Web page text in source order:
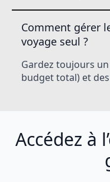
Comment gérer
voyage seul ?
Gardez toujours
budget total) et
Accédez à